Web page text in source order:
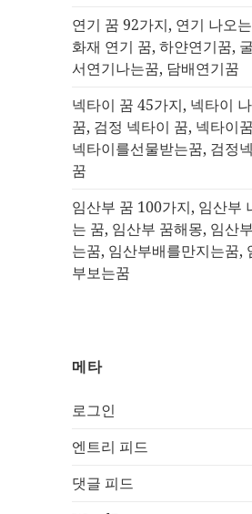
연기 꿈 92가지, 연기 나오
화재 연기 꿈, 하얀연기꿈,
서연기나는꿈, 담배연기꿈
넥타이 꿈 45가지, 넥타이
꿈, 검정 넥타이 꿈, 넥타이
넥타이를선물받는꿈, 검정
꿈
임산부 꿈 100가지, 임산부
는 꿈, 임산부 꿈해몽, 임산
는꿈, 임산부배를만지는꿈,
부보는꿈
메타
로그인
엔트리 피드
댓글 피드